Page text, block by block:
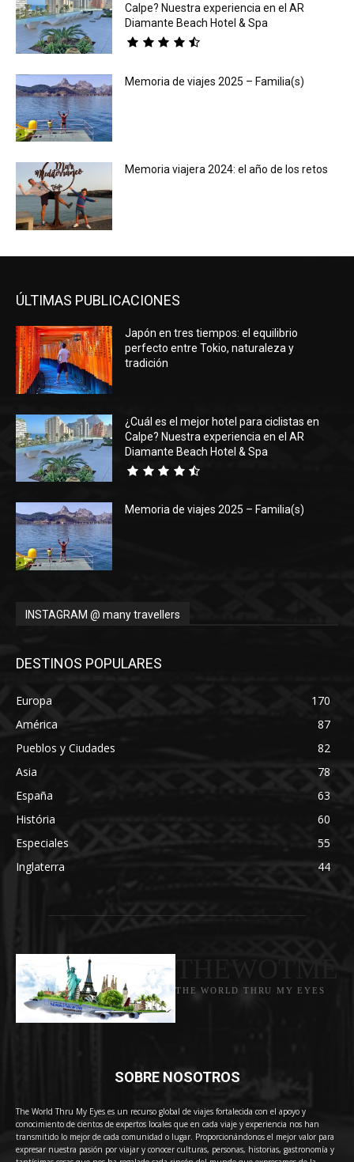
Calpe? Nuestra experiencia en el AR
Diamante Beach Hotel & Spa
Memoria de viajes 2025 – Familia(s)
Memoria viajera 2024: el año de los retos
ÚLTIMAS PUBLICACIONES
Japón en tres tiempos: el equilibrio
perfecto entre Tokio, naturaleza y
tradición
¿Cuál es el mejor hotel para ciclistas en
Calpe? Nuestra experiencia en el AR
Diamante Beach Hotel & Spa
Memoria de viajes 2025 – Familia(s)
INSTAGRAM @ many travellers
DESTINOS POPULARES
Europa
170
América
87
Pueblos y Ciudades
82
Asia
78
España
63
História
60
Especiales
55
Inglaterra
44
THE WORLD THRU MY EYES
SOBRE NOSOTROS
The World Thru My Eyes es un recurso global de viajes fortalecida con el apoyo y
conocimiento de cientos de expertos locales que en cada viaje y experiencia nos han
transmitido lo mejor de cada comunidad o lugar. Proporcionándonos el mejor valor para
expresar nuestra pasión por viajar y conocer culturas, personas, historias, gastronomía y